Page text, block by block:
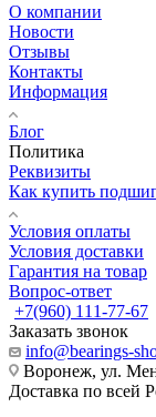
О компании
Новости
Отзывы
Контакты
Информация
Блог
Политика
Реквизиты
Как купить
Условия оплаты
Условия доставки
Гарантия на товар
Вопрос-ответ
+7(960) 111-77-67
Заказать звонок
info@bearings-
Воронеж, ул.
Доставка по всей